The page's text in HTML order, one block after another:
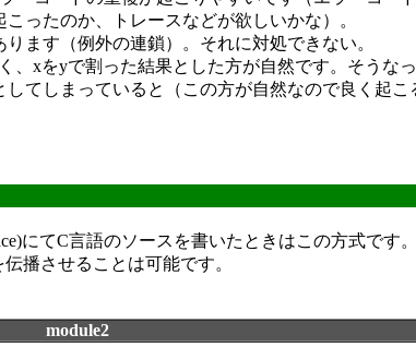
ったのか、トレースなどが欲しいかな）。
ます（例外の連鎖）。それに対処できない。
xをyで割った結果とした方が自然です。そうな
てしまっていると（この方が自然なので良く起
にてC言語のソースを書いたときはこの方式です。
播させることは可能です。
module2